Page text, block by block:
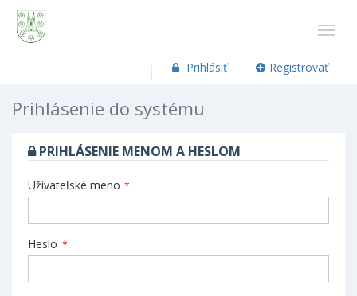
Prihlásiť Registrovať
Prihlásenie do systému
PRIHLÁSENIE MENOM A HESLOM
Užívateľské meno *
Heslo *